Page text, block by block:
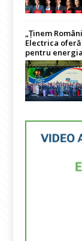
„Ținem
Electrica
pentru